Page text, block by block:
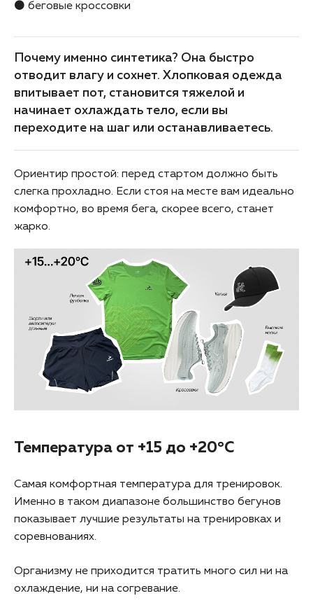
⚫ беговые кроссовки
Почему именно синтетика? Она быстро
отводит влагу и сохнет. Хлопковая одежда
впитывает пот, становится тяжелой и
начинает охлаждать тело, если вы
переходите на шаг или останавливаетесь.
Ориентир простой: перед стартом должно быть
слегка прохладно. Если стоя на месте вам идеально
комфортно, во время бега, скорее всего, станет
жарко.
Температура от +15 до +20°C
Самая комфортная температура для тренировок.
Именно в таком диапазоне большинство бегунов
показывает лучшие результаты на тренировках и
соревнованиях.
Организму не приходится тратить много сил ни на
охлаждение, ни на согревание.